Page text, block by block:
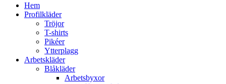
Hem
Profilkläder
Tröjor
T-shirts
Pikéer
Ytterplagg
Arbetskläder
Blåkläder
Arbetsbyxor